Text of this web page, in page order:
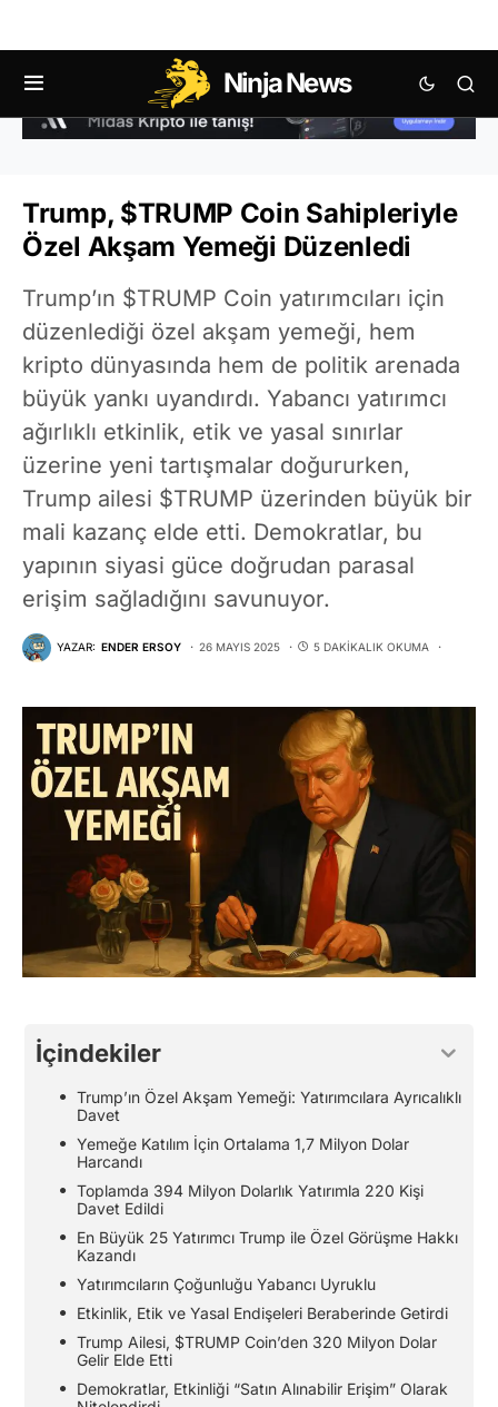
Ninja News
Trump, $TRUMP Coin Sahipleriyle
Özel Akşam Yemeği Düzenledi
Trump’ın $TRUMP Coin yatırımcıları için
düzenlediği özel akşam yemeği, hem
kripto dünyasında hem de politik arenada
büyük yankı uyandırdı. Yabancı yatırımcı
ağırlıklı etkinlik, etik ve yasal sınırlar
üzerine yeni tartışmalar doğururken,
Trump ailesi $TRUMP üzerinden büyük bir
mali kazanç elde etti. Demokratlar, bu
yapının siyasi güce doğrudan parasal
erişim sağladığını savunuyor.
YAZAR: ENDER ERSOY 26 MAYIS 2025 5 DAKIKALIK OKUMA
İçindekiler
Trump’ın Özel Akşam Yemeği: Yatırımcılara Ayrıcalıklı
Davet
Yemeğe Katılım İçin Ortalama 1,7 Milyon Dolar
Harcandı
Toplamda 394 Milyon Dolarlık Yatırımla 220 Kişi
Davet Edildi
En Büyük 25 Yatırımcı Trump ile Özel Görüşme Hakkı
Kazandı
Yatırımcıların Çoğunluğu Yabancı Uyruklu
Etkinlik, Etik ve Yasal Endişeleri Beraberinde Getirdi
Trump Ailesi, $TRUMP Coin’den 320 Milyon Dolar
Gelir Elde Etti
Demokratlar, Etkinliği “Satın Alınabilir Erişim” Olarak